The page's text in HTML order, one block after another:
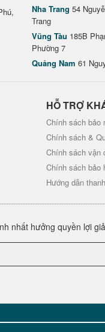
Nha Trang 54
Trang
Vũng Tàu 185B
Phường 7
Quảng Nam 61
HỖ TRỢ
Chính sách bảo
Chính sách &
Chính sách vận
Chính sách bảo
Hướng dẫn
nhất hưởng quyền lợi